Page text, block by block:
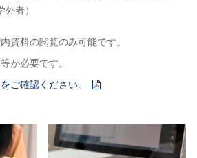
者）
資料の閲覧のみ可能です。
が必要です。
ご確認ください。